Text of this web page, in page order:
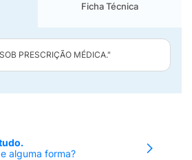
Ficha Técnica
PRESCRIÇÃO MÉDICA."
alguma forma?